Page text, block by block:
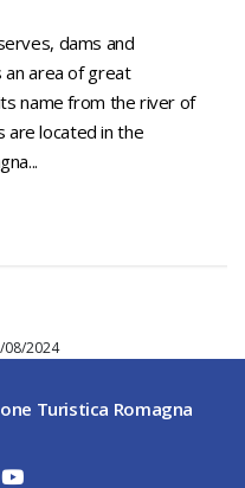
dams and
an area of great
name from the river of
are located in the
08/2024
Turistica Romagna